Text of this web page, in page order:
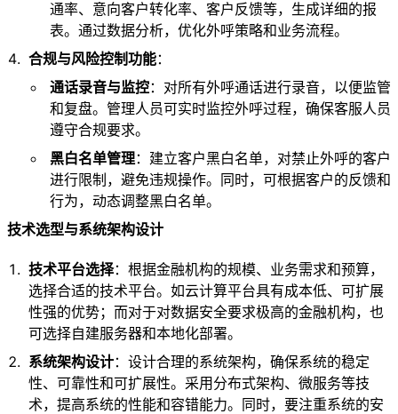
通率、意向客户转化率、客户反馈等，生成详细的报
表。通过数据分析，优化外呼策略和业务流程。
合规与风险控制功能：
通话录音与监控：对所有外呼通话进行录音，以便监管
和复盘。管理人员可实时监控外呼过程，确保客服人员
遵守合规要求。
黑白名单管理：建立客户黑白名单，对禁止外呼的客户
进行限制，避免违规操作。同时，可根据客户的反馈和
行为，动态调整黑白名单。
技术选型与系统架构设计
技术平台选择：根据金融机构的规模、业务需求和预算，
选择合适的技术平台。如云计算平台具有成本低、可扩展
性强的优势；而对于对数据安全要求极高的金融机构，也
可选择自建服务器和本地化部署。
系统架构设计：设计合理的系统架构，确保系统的稳定
性、可靠性和可扩展性。采用分布式架构、微服务等技
术，提高系统的性能和容错能力。同时，要注重系统的安